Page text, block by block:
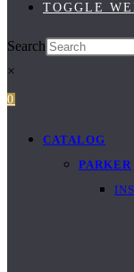
TOGGLE
Search
×
0
CATALOG
PARKER